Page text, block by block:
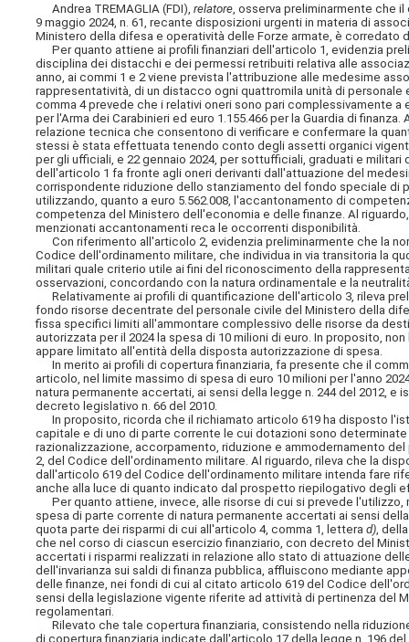
Andrea TREMAGLIA (FDI),relatore , osserva preliminarmente che
9 maggio 2024, n. 61, recante disposizioni urgenti in materia di
Ministero della difesa e operatività delle Forze armate, è
Per quanto attiene ai profili finanziari dell'articolo 1, evidenzia
disciplina dei distacchi e dei permessi retribuiti relativa alle
anno, ai commi 1 e 2 viene prevista l'attribuzione alle medesime
rappresentatività, di un distacco ogni quattromila unità di personale
comma 4 prevede che i relativi oneri sono pari complessivamente a
per l'Arma dei Carabinieri ed euro 1.155.466 per la Guardia di
relazione tecnica che consentono di verificare e confermare la
stessi è stata effettuata tenendo conto degli assetti organici
per gli ufficiali, e 22 gennaio 2024, per sottufficiali, graduati e
dell'articolo 1 fa fronte agli oneri derivanti dall'attuazione del
corrispondente riduzione dello stanziamento del fondo speciale di
utilizzando, quanto a euro 5.562.008, l'accantonamento di
competenza del Ministero dell'economia e delle finanze. Al
menzionati accantonamenti reca le occorrenti disponibilità.
Con riferimento all'articolo 2, evidenzia preliminarmente che la
Codice dell'ordinamento militare, che individua in via transitoria la
militari quale criterio utile ai fini del riconoscimento della
osservazioni, concordando con la natura ordinamentale e la
Relativamente ai profili di quantificazione dell'articolo 3, rileva
fondo risorse decentrate del personale civile del Ministero della
fissa specifici limiti all'ammontare complessivo delle risorse da
autorizzata per il 2024 la spesa di 10 milioni di euro. In proposito,
appare limitato all'entità della disposta autorizzazione di spesa.
In merito ai profili di copertura finanziaria, fa presente che il
articolo, nel limite massimo di spesa di euro 10 milioni per l'anno
natura permanente accertati, ai sensi della legge n. 244 del 2012,
decreto legislativo n. 66 del 2010.
In proposito, ricorda che il richiamato articolo 619 ha disposto
capitale e di uno di parte corrente le cui dotazioni sono
razionalizzazione, accorpamento, riduzione e ammodernamento
2, del Codice dell'ordinamento militare. Al riguardo, rileva che la
dall'articolo 619 del Codice dell'ordinamento militare intenda fare
anche alla luce di quanto indicato dal prospetto riepilogativo degli
Per quanto attiene, invece, alle risorse di cui si prevede l'utilizzo,
spesa di parte corrente di natura permanente accertati ai sensi
quota parte dei risparmi di cui all'articolo 4, comma 1, letterad) ,
che nel corso di ciascun esercizio finanziario, con decreto del
accertati i risparmi realizzati in relazione allo stato di attuazione
dell'invarianza sui saldi di finanza pubblica, affluiscono mediante
delle finanze, nei fondi di cui al citato articolo 619 del Codice
sensi della legislazione vigente riferite ad attività di pertinenza del
regolamentari.
Rilevato che tale copertura finanziaria, consistendo nella
di copertura finanziaria indicate dall'articolo 17 della legge n. 196